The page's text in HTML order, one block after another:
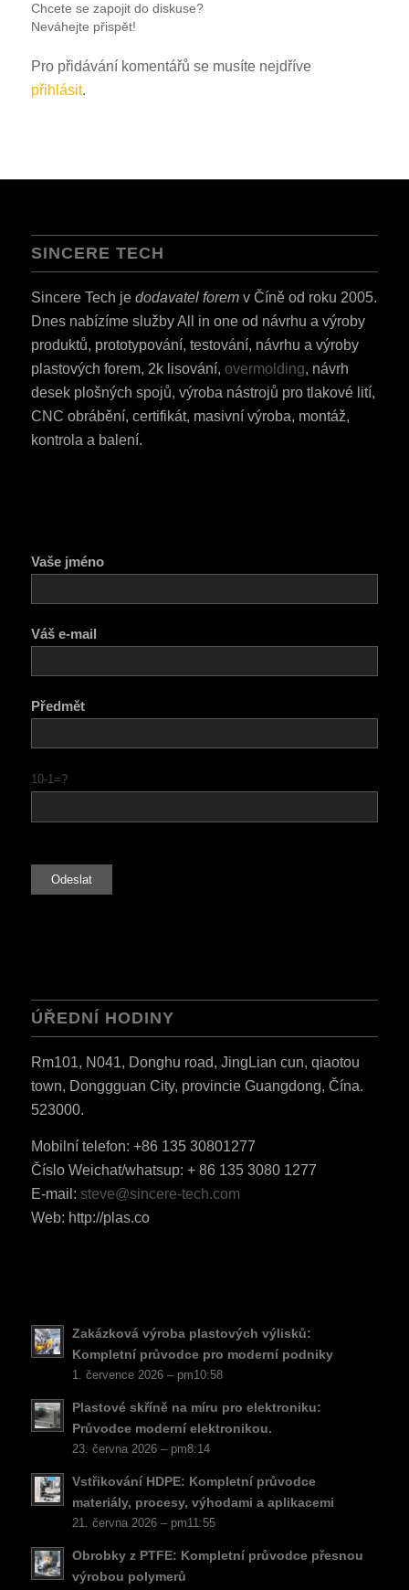
Chcete se zapojit do diskuse?
Neváhejte přispět!
Pro přidávání komentářů se musíte nejdříve
přihlásit.
SINCERE TECH
Sincere Tech je dodavatel foremv Číně od roku 2005.
Dnes nabízíme služby All in one od návrhu a výroby
produktů, prototypování, testování, návrhu a výroby
plastových forem, 2k lisování, overmolding, návrh
desek plošných spojů, výroba nástrojů pro tlakové lití,
CNC obrábění, certifikát, masivní výroba, montáž,
kontrola a balení.
Vaše jméno
Váš e-mail
Předmět
10-1=?
ÚŘEDNÍ HODINY
Rm101, N041, Donghu road, JingLian cun, qiaotou
town, Donggguan City, provincie Guangdong, Čína.
523000.
Mobilní telefon: +86 135 30801277
Číslo Weichat/whatsup: + 86 135 3080 1277
E-mail: steve@sincere-tech.com
Web: http://plas.co
Zakázková výroba plastových výlisků:
Kompletní průvodce pro moderní podniky
1. července 2026 – pm10:58
Plastové skříně na míru pro elektroniku:
Průvodce moderní elektronikou.
23. června 2026 – pm8:14
Vstřikování HDPE: Kompletní průvodce
materiály, procesy, výhodami a aplikacemi
21. června 2026 – pm11:55
Obrobky z PTFE: Kompletní průvodce přesnou
výrobou polymerů
PL
ES
JA
KO
DA
FI
HU
ES_MX